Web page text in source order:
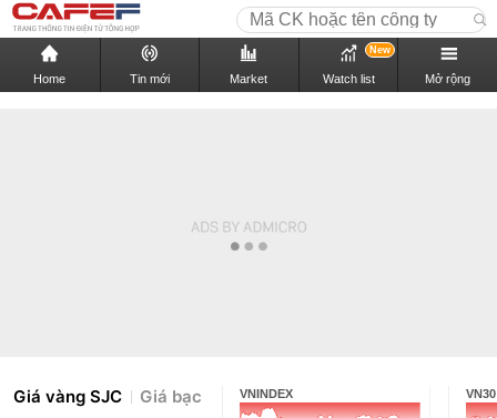
Home Tin mới Market Watch list
New
Mở rộng
Giá vàng SJC Giá bạc VNINDEX VN30